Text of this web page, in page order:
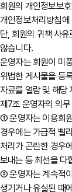
회원의 개인정보보
개인정보처리방침
단, 회원의 귀책 사
않습니다.
운영자는 회원이 미
위법한 게시물을 등
자료를 열람 및 해당
제7조 운영자의 의무
① 운영자는 이용회
경우에는 가급적 빨
처리가 곤란한 경우
보내는 등 최선을 다
② 운영자는 계속적
생기거나 유실된 때